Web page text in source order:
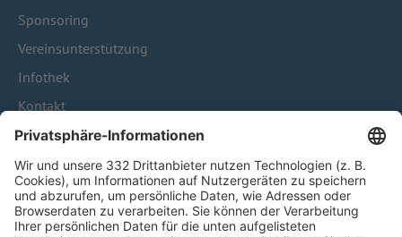
Sponsoring
Vereinsunterstützung
Infothek
Kontakt
HÄUFIG BESUCHTE SEITEN
Pässe und Vereinswechsel
Trainerausbildung